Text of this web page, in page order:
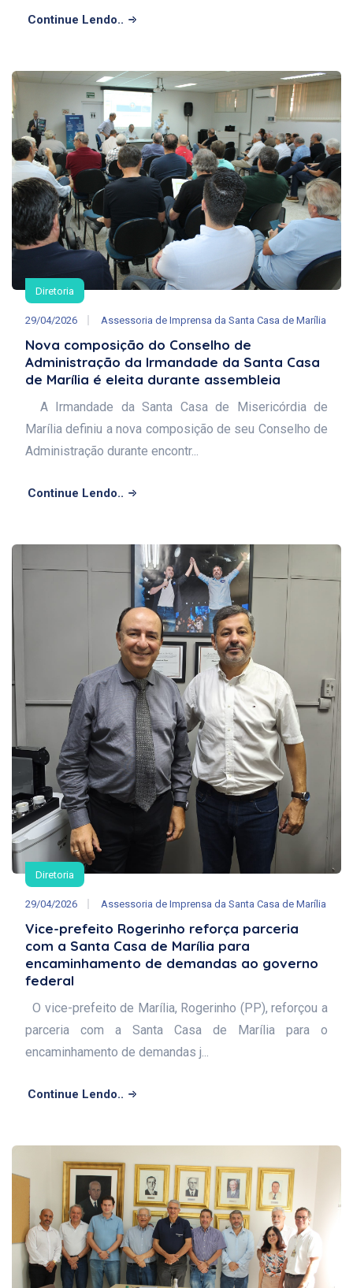
Continue Lendo..
Diretoria
29/04/2026 Assessoria de Imprensa da Santa Casa de Marília
Nova composição do Conselho de
Administração da Irmandade da Santa Casa
de Marília é eleita durante assembleia
A Irmandade da Santa Casa de Misericórdia de
Marília definiu a nova composição de seu Conselho de
Administração durante encontr...
Continue Lendo..
Diretoria
29/04/2026 Assessoria de Imprensa da Santa Casa de Marília
Vice-prefeito Rogerinho reforça parceria
com a Santa Casa de Marília para
encaminhamento de demandas ao governo
federal
O vice-prefeito de Marília, Rogerinho (PP), reforçou a
parceria com a Santa Casa de Marília para o
encaminhamento de demandas j...
Continue Lendo..